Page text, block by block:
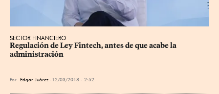
SECTOR FINANCIERO
Regulación de Ley Fintech, antes de que acabe la
administración
Por Edgar Juárez 12/03/2018 - 2:52